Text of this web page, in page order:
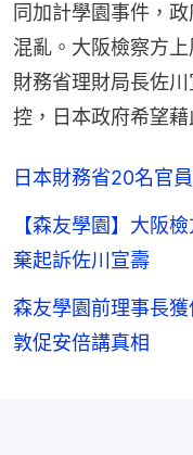
同加計學園事件，
混亂。大阪檢察方
財務省理財局長佐
控，日本政府希望
日本財務省20名官
【森友學園】大阪
棄起訴佐川宣壽
森友學園前理事長
敦促安倍講真相